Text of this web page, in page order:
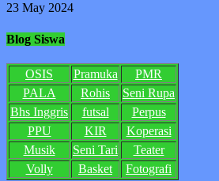
23 May 2024
Blog Siswa
OSIS Pramuka
PMR
PALA
Rohis
Seni Rupa
Bhs Inggris
futsal
Perpus
PPU
KIR
Koperasi
Musik
Seni Tari
Teater
Volly
Basket Fotografi